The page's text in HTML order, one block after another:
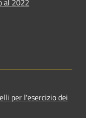
per l'esercizio dei